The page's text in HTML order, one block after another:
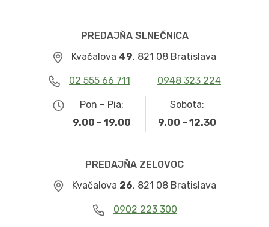
PREDAJŇA SLNEČNICA
Kvačalova 49, 821 08 Bratislava
02 555 66 711 0948 323 224
Pon – Pia:
9.00 – 19.00
Sobota:
9.00 – 12.30
PREDAJŇA ZELOVOC
Kvačalova 26, 821 08 Bratislava
0902 223 300